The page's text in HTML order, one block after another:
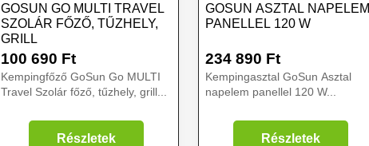
GOSUN GO MULTI TRAVEL
SZOLÁR FŐZŐ, TŰZHELY,
GRILL
100 690 Ft
Kempingfőző GoSun Go MULTI
Travel Szolár főző, tűzhely, grill...
Részletek
GOSUN ASZTAL NAPELEM
PANELLEL 120 W
234 890 Ft
Kempingasztal GoSun Asztal
napelem panellel 120 W...
Részletek